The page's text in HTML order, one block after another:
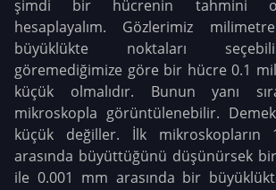
şimdi bir hücrenin tahmini
hesaplayalım. Gözlerimiz
büyüklükte noktaları
göremediğimize göre bir hücre 0.1
küçük olmalıdır. Bunun yanı
mikroskopla görüntülenebilir.
küçük değiller. İlk
arasında büyüttüğünü düşünürsek
ile 0.001 mm arasında bir